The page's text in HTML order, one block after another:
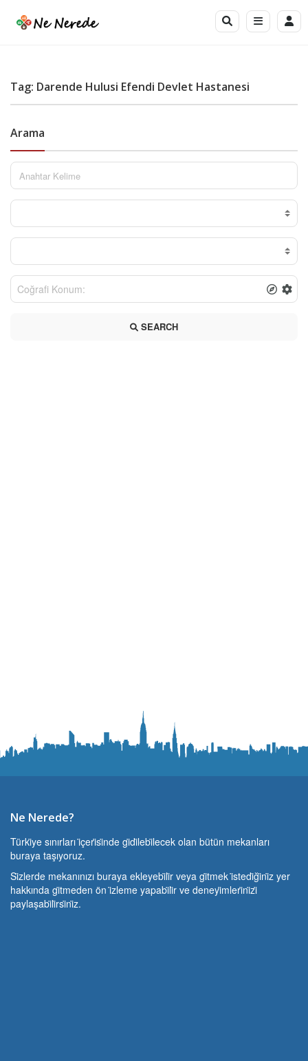
Tag: Darende Hulusi Efendi Devlet Hastanesi
Arama
SEARCH
Ne Nerede?
Türki̇ye sınırları i̇çeri̇si̇nde gi̇di̇lebi̇lecek olan bütün mekanları
buraya taşıyoruz.
Si̇zlerde mekanınızı buraya ekleyebi̇li̇r veya gi̇tmek i̇stedi̇ği̇ni̇z yer
hakkında gi̇tmeden ön i̇zleme yapabi̇li̇r ve deneyi̇mleri̇ni̇zi̇
paylaşabi̇li̇rsi̇ni̇z.